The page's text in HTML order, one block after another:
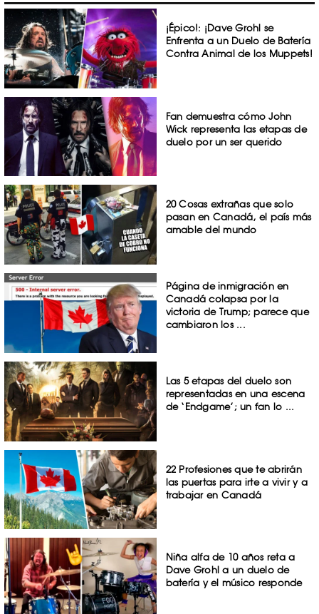
¡Épico!: ¡Dave Grohl se
Enfrenta a un Duelo de Batería
Contra Animal de los Muppets!
Fan demuestra cómo John
Wick representa las etapas de
duelo por un ser querido
20 Cosas extrañas que solo
pasan en Canadá, el país más
amable del mundo
Página de inmigración en
Canadá colapsa por la
victoria de Trump; parece que
cambiaron los ...
Las 5 etapas del duelo son
representadas en una escena
de ‘Endgame’; un fan lo ...
22 Profesiones que te abrirán
las puertas para irte a vivir y a
trabajar en Canadá
Niña alfa de 10 años reta a
Dave Grohl a un duelo de
batería y el músico responde